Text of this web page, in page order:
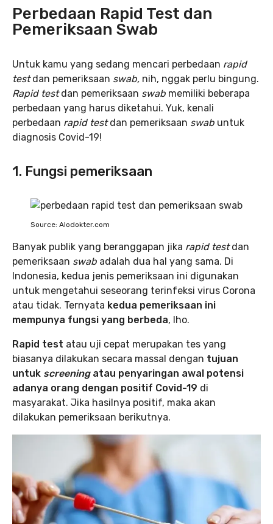
Perbedaan Rapid Test dan
Pemeriksaan Swab
Untuk kamu yang sedang mencari perbedaan rapid
testdan pemeriksaan swab, nih, nggak perlu bingung.
Rapid testdan pemeriksaan swab memiliki beberapa
perbedaan yang harus diketahui. Yuk, kenali
perbedaan rapid testdan pemeriksaan swab untuk
diagnosis Covid-19!
1. Fungsi pemeriksaan
Source: Alodokter.com
Banyak publik yang beranggapan jika rapid testdan
pemeriksaan swab adalah dua hal yang sama. Di
Indonesia, kedua jenis pemeriksaan ini digunakan
untuk mengetahui seseorang terinfeksi virus Corona
atau tidak. Ternyata kedua pemeriksaan ini
mempunya fungsi yang berbeda, lho.
Rapid test atau uji cepat merupakan tes yang
biasanya dilakukan secara massal dengan tujuan
untuk screening atau penyaringan awal potensi
adanya orang dengan positif Covid-19 di
masyarakat. Jika hasilnya positif, maka akan
dilakukan pemeriksaan berikutnya.